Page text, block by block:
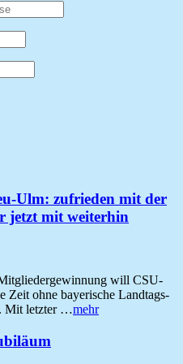
Ulm: zufrieden mit der
jetzt mit weiterhin
will CSU-
Zeit ohne bayerische Landtags-
Mit letzter …mehr